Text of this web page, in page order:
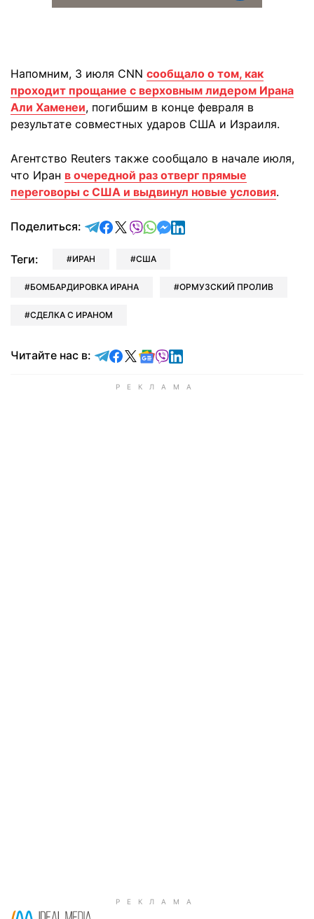
Напомним, 3 июля CNN сообщало о том, как
проходит прощание с верховным лидером Ирана
Али Хаменеи, погибшим в конце февраля в
результате совместных ударов США и Израиля.
Агентство Reuters также сообщало в начале июля,
что Иран в очередной раз отверг прямые
переговоры с США и выдвинул новые условия.
Поделиться: отправить в Telegram
поделиться в Facebook
поделиться в X
отправить в Viber
отправить в Whatsapp
отправить в Messenger
отправить в LinkedIn
Теги: ИРАН США
БОМБАРДИРОВКА ИРАНА ОРМУЗСКИЙ ПРОЛИВ
СДЕЛКА С ИРАНОМ
Читайте нас в: Читайте в Telegram
Читайте в Facebook
Читайте в X
Читайте в Google news
Читайте в Viber
Читайте в LinkedIn